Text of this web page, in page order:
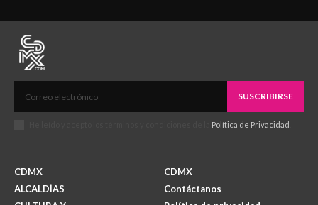
SUSCRIBIRSE
Política de Privacidad
CDMX
ALCALDÍAS
CDMX
Contáctanos